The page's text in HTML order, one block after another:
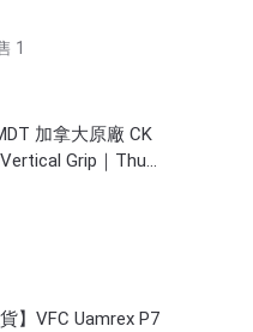
1
加拿大原廠 CK
Grip｜Thu
貨】VFC Uamrex P7